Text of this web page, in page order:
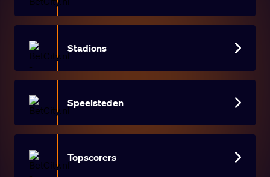
Stadions
Speelsteden
Topscorers